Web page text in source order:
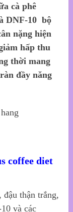
cà phê
DNF-10 bộ
nặng hiện
hấp thu
thời mang
đầy năng
coffee diet
thận trắng,
và các